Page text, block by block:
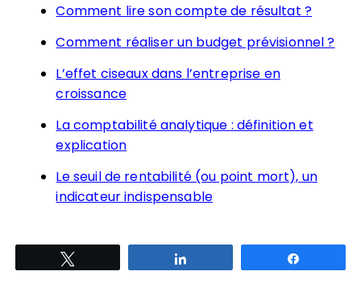
Comment lire son compte de résultat ?
Comment réaliser un budget prévisionnel ?
L’effet ciseaux dans l’entreprise en
croissance
La comptabilité analytique : définition et
explication
Le seuil de rentabilité (ou point mort), un
indicateur indispensable